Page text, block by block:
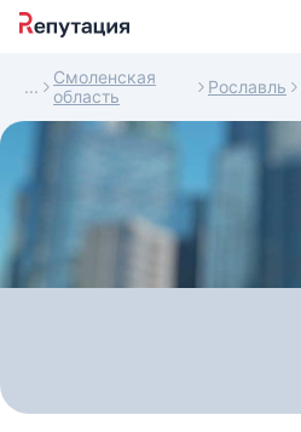
Смоленская
область
Рославль